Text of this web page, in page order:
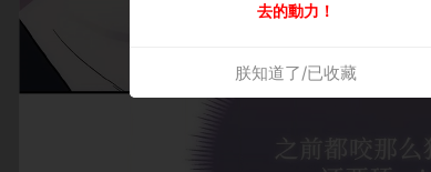
去的動力！
朕知道了/已收藏